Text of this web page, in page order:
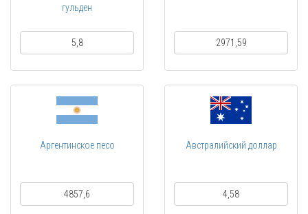
гульден
5,8 2971,59
Аргентинское песо
4857,6
Австралийский доллар
4,58